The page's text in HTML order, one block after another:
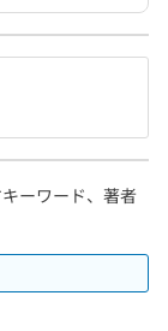
ーワード、著者